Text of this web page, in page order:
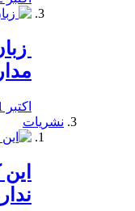
اکتبر 21, 2019
نشریات